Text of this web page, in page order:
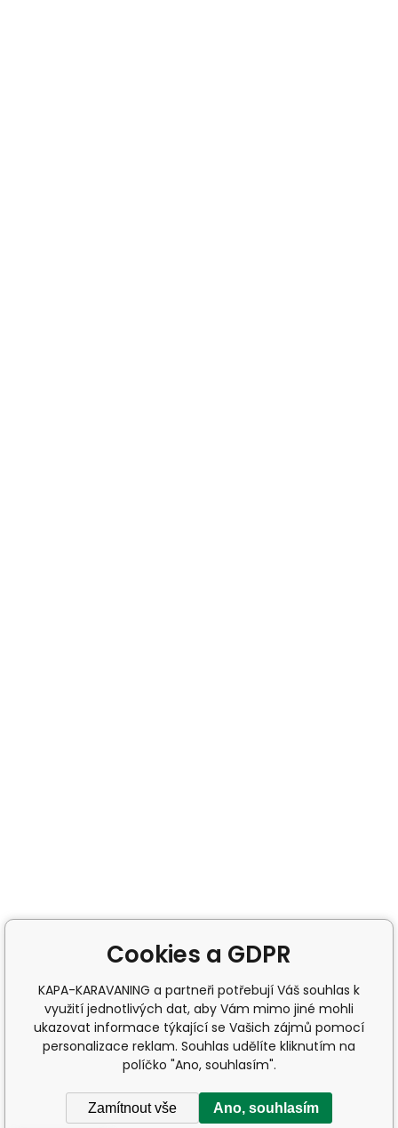
Cookies a GDPR
KAPA-KARAVANING a partneři potřebují Váš souhlas k
využití jednotlivých dat, aby Vám mimo jiné mohli
ukazovat informace týkající se Vašich zájmů pomocí
personalizace reklam. Souhlas udělíte kliknutím na
políčko "Ano, souhlasím".
Zamítnout vše Ano, souhlasím